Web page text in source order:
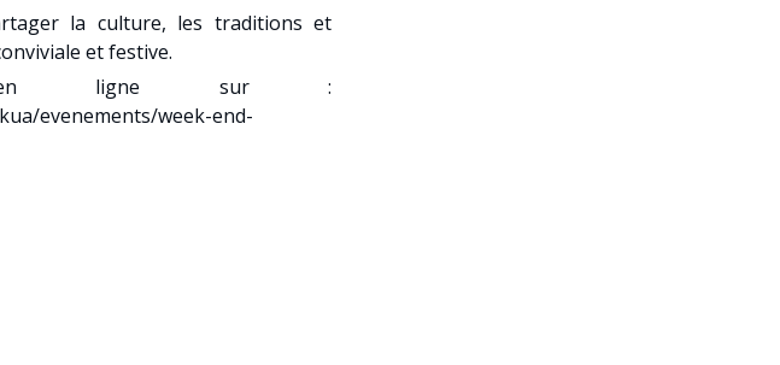
la culture, les traditions et
et festive.
en ligne sur :
evenements/week-end-